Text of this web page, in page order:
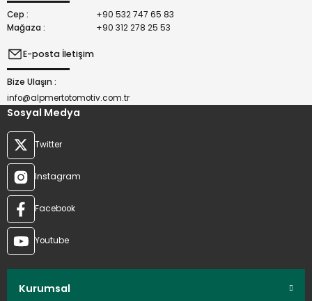
Cep :
+90 532 747 65 83
Mağaza :
+90 312 278 25 53
E-posta İletişim
Bize Ulaşın :
info@alpmertotomotiv.com.tr
Sosyal Medya
Twitter
Instagram
Facebook
Youtube
Kurumsal